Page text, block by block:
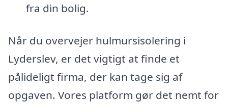
fra din bolig.
Når du overvejer hulmursisolering i
Lyderslev, er det vigtigt at finde et
pålideligt firma, der kan tage sig af
opgaven. Vores platform gør det nemt for